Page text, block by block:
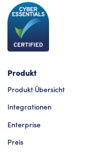
Produkt
Produkt Übersicht
Integrationen
Enterprise
Preis